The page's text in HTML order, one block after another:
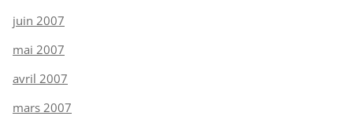
juin 2007
mai 2007
avril 2007
mars 2007